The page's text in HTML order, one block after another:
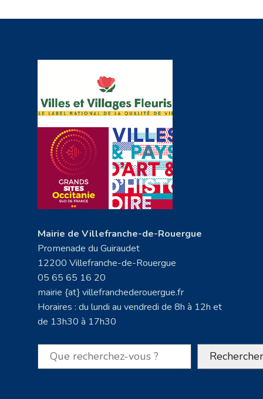
Mairie de Villefranche-de-Rouergue
Promenade du Guiraudet
12200 Villefranche-de-Rouergue
05 65 65 16 20
mairie {at} villefranchederouergue.fr
Horaires : du lundi au vendredi de 8h à 12h et
de 13h30 à 17h30
Rechercher Rechercher